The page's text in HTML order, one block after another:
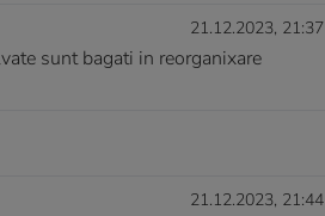
21.12.2023, 21:37
sunt bagati in reorganixare
21.12.2023, 21:44